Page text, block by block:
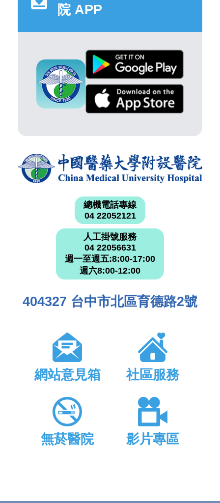
院 APP
總機電話專線
04 22052121
人工掛號服務
04 22056631
週一至週五:8:00-17:00
週六8:00-12:00
404327 台中市北區育德路2號
網站意見箱 社區服務
無菸醫院 影片專區